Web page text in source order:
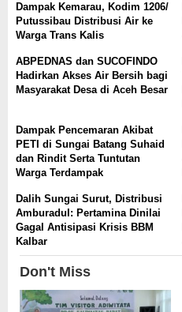
Dampak Kemarau, Kodim 1206/
Putussibau Distribusi Air ke
Warga Trans Kalis
ABPEDNAS dan SUCOFINDO
Hadirkan Akses Air Bersih bagi
Masyarakat Desa di Aceh Besar
Dampak Pencemaran Akibat
PETI di Sungai Batang Suhaid
dan Rindit Serta Tuntutan
Warga Terdampak
Dalih Sungai Surut, Distribusi
Amburadul: Pertamina Dinilai
Gagal Antisipasi Krisis BBM
Kalbar
Don't Miss